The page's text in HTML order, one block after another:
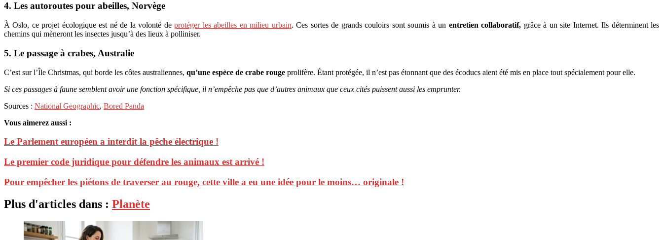
4. Les autoroutes pour abeilles, Norvège
À Oslo, ce projet écologique est né de la volonté deprotéger les abeilles en milieu urbain. Ces sortes de grands couloirs sont soumis à un entretien collaboratif, grâce à un site Internet. Ils déterminent les
chemins qui mèneront les insectes jusqu’à des lieux à polliniser.
5. Le passage à crabes, Australie
C’est sur l’Île Christmas, qui borde les côtes australiennes, qu’une espèce de crabe rouge prolifère. Étant protégée, il n’est pas étonnant que des écoducs aient été mis en place tout spécialement pour elle.
Si ces passages à faune semblent avoir une fonction spécifique, il n’empêche pas que d’autres animaux que ceux cités puissent aussi les emprunter.
Sources : National Geographic, Bored Panda
Vous aimerez aussi :
Le Parlement européen a interdit la pêche électrique !
Le premier code juridique pour défendre les animaux est arrivé !
Pour empêcher les piétons de traverser au rouge, cette ville a eu une idée pour le moins… originale !
Plus d'articles dans : Planète